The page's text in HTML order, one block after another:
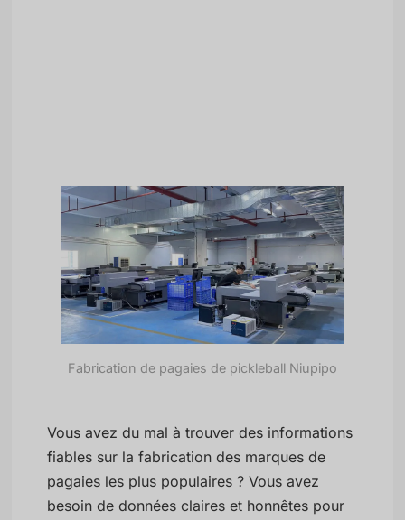
Fabrication de pagaies de pickleball Niupipo
Vous avez du mal à trouver des informations
fiables sur la fabrication des marques de
pagaies les plus populaires ? Vous avez
besoin de données claires et honnêtes pour